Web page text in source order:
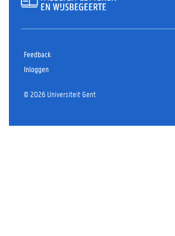
Feedback
Inloggen
© 2026 Universiteit Gent